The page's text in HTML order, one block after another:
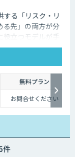
る「リスク・リ
る先」の両方が分
役立つモデルが手
無料プラン
お問合せください
件